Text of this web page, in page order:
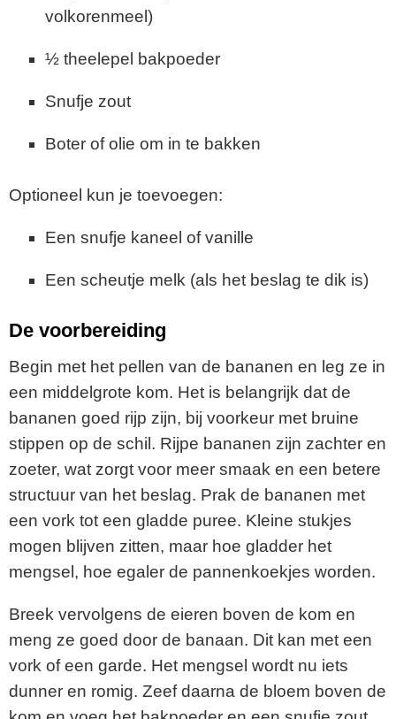
volkorenmeel)
½ theelepel bakpoeder
Snufje zout
Boter of olie om in te bakken
Optioneel kun je toevoegen:
Een snufje kaneel of vanille
Een scheutje melk (als het beslag te dik is)
De voorbereiding
Begin met het pellen van de bananen en leg ze in
een middelgrote kom. Het is belangrijk dat de
bananen goed rijp zijn, bij voorkeur met bruine
stippen op de schil. Rijpe bananen zijn zachter en
zoeter, wat zorgt voor meer smaak en een betere
structuur van het beslag. Prak de bananen met
een vork tot een gladde puree. Kleine stukjes
mogen blijven zitten, maar hoe gladder het
mengsel, hoe egaler de pannenkoekjes worden.
Breek vervolgens de eieren boven de kom en
meng ze goed door de banaan. Dit kan met een
vork of een garde. Het mengsel wordt nu iets
dunner en romig. Zeef daarna de bloem boven de